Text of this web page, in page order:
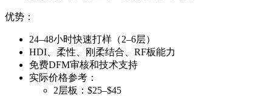
优势：
24–48小时快速打样（2–6层）
HDI、柔性、刚柔结合、RF板能力
免费DFM审核和技术支持
实际价格参考：
2层板：$25–$45